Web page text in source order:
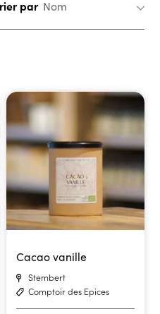
par
Cacao vanille
Stembert
Comptoir des Epices